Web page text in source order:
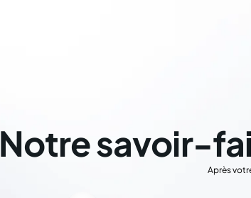
Notre savoir-
Après